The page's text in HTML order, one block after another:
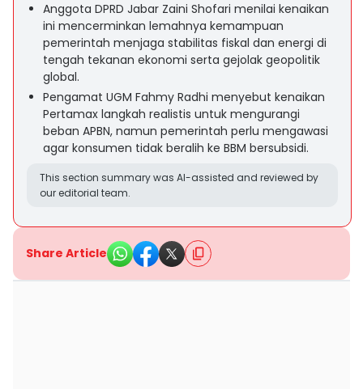
Anggota DPRD Jabar Zaini Shofari menilai kenaikan
ini mencerminkan lemahnya kemampuan
pemerintah menjaga stabilitas fiskal dan energi di
tengah tekanan ekonomi serta gejolak geopolitik
global.
Pengamat UGM Fahmy Radhi menyebut kenaikan
Pertamax langkah realistis untuk mengurangi
beban APBN, namun pemerintah perlu mengawasi
agar konsumen tidak beralih ke BBM bersubsidi.
This section summary was AI-assisted and reviewed by
our editorial team.
Share Article